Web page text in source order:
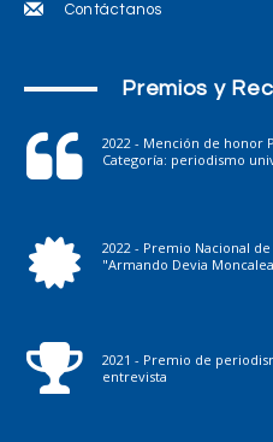
Contáctanos
Premios y
2022 - Mención de honor
Categoría: periodismo
2022 - Premio Nacional
"Armando Devia
2021 - Premio de
entrevista